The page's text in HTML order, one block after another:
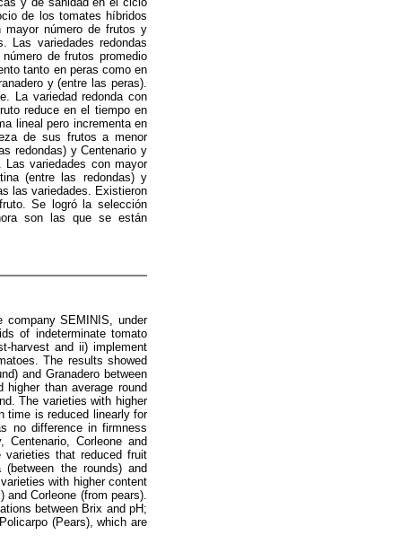
de los tomates híbridos
mayor número de frutos y
Las variedades redondas
de frutos promedio
tanto en peras como en
y (entre las peras).
La variedad redonda con
reduce en el tiempo en
lineal pero incrementa en
de sus frutos a menor
redondas) y Centenario y
variedades con mayor
(entre las redondas) y
las variedades. Existieron
Se logró la selección
son las que se están
company SEMINIS, under
of indeterminate tomato
harvest and ii) implement
The results showed
and Granadero between
than average round
The varieties with higher
time is reduced linearly for
no difference in firmness
Corleone and
varieties that reduced fruit
the rounds) and
with higher content
and Corleone (from pears).
between Brix and pH;
(Pears), which are